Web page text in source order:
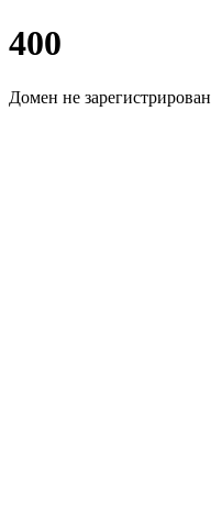
400
Домен не зарегистрирован